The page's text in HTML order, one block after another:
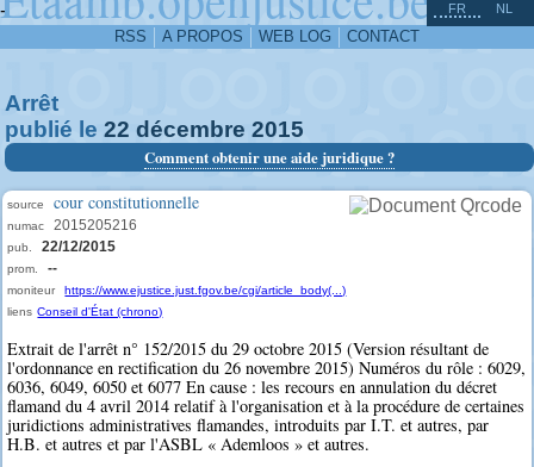
-
RSS A PROPOS WEB LOG CONTACT
FR NL
Arrêt
publié le 22 décembre 2015
Comment obtenir une aide juridique ?
source cour constitutionnelle
numac 2015205216
pub. 22/12/2015
prom. --
moniteur
https://www.ejustice.just.fgov.be/cgi/article_body(...)
liens Conseil d'État (chrono)
Extrait de l'arrêt n° 152/2015 du 29 octobre 2015 (Version résultant de
l'ordonnance en rectification du 26 novembre 2015) Numéros du rôle : 6029,
6036, 6049, 6050 et 6077 En cause : les recours en annulation du décret
flamand du 4 avril 2014 relatif à l'organisation et à la procédure de certaines
juridictions administratives flamandes, introduits par I.T. et autres, par
H.B. et autres et par l'ASBL « Ademloos » et autres.
^